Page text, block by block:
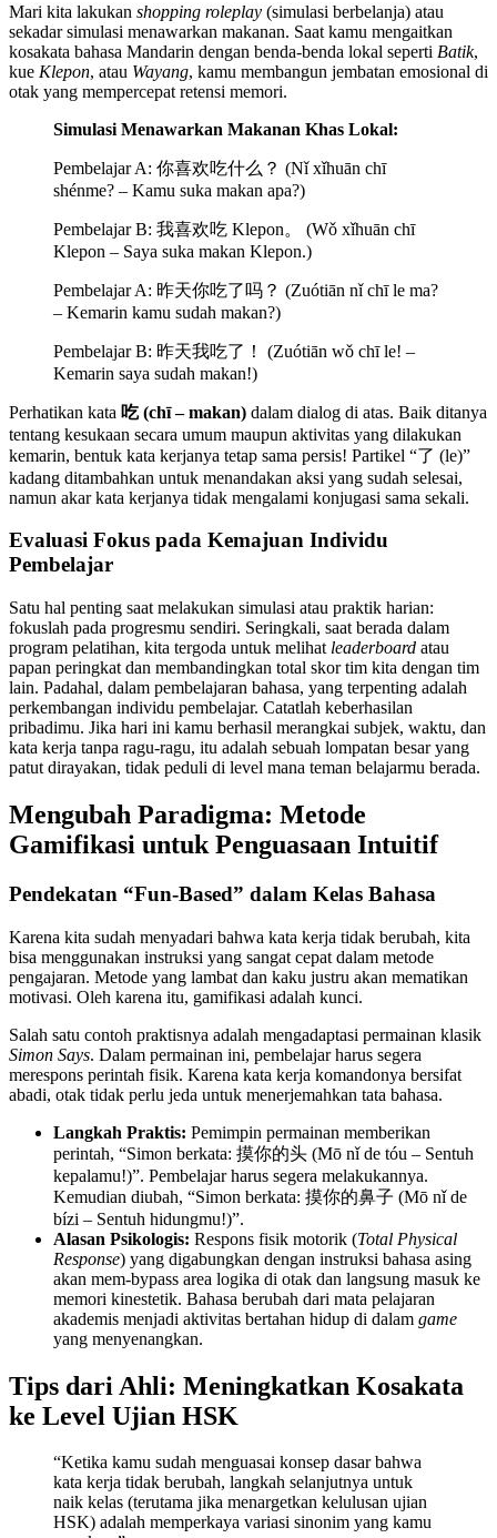
Mari kita lakukan shopping roleplay (simulasi berbelanja) atau
sekadar simulasi menawarkan makanan. Saat kamu mengaitkan
kosakata bahasa Mandarin dengan benda-benda lokal seperti Batik,
kue Klepon, atau Wayang, kamu membangun jembatan emosional di
otak yang mempercepat retensi memori.
Simulasi Menawarkan Makanan Khas Lokal:
Pembelajar A: 你喜欢吃什么？ (Nǐ xǐhuān chī
shénme? – Kamu suka makan apa?)
Pembelajar B: 我喜欢吃 Klepon。 (Wǒ xǐhuān chī
Klepon – Saya suka makan Klepon.)
Pembelajar A: 昨天你吃了吗？ (Zuótiān nǐ chī le ma?
– Kemarin kamu sudah makan?)
Pembelajar B: 昨天我吃了！ (Zuótiān wǒ chī le! –
Kemarin saya sudah makan!)
Perhatikan kata 吃 (chī – makan) dalam dialog di atas. Baik ditanya
tentang kesukaan secara umum maupun aktivitas yang dilakukan
kemarin, bentuk kata kerjanya tetap sama persis! Partikel “了 (le)”
kadang ditambahkan untuk menandakan aksi yang sudah selesai,
namun akar kata kerjanya tidak mengalami konjugasi sama sekali.
Evaluasi Fokus pada Kemajuan Individu
Pembelajar
Satu hal penting saat melakukan simulasi atau praktik harian:
fokuslah pada progresmu sendiri. Seringkali, saat berada dalam
program pelatihan, kita tergoda untuk melihat leaderboard atau
papan peringkat dan membandingkan total skor tim kita dengan tim
lain. Padahal, dalam pembelajaran bahasa, yang terpenting adalah
perkembangan individu pembelajar. Catatlah keberhasilan
pribadimu. Jika hari ini kamu berhasil merangkai subjek, waktu, dan
kata kerja tanpa ragu-ragu, itu adalah sebuah lompatan besar yang
patut dirayakan, tidak peduli di level mana teman belajarmu berada.
Mengubah Paradigma: Metode
Gamifikasi untuk Penguasaan Intuitif
Pendekatan “Fun-Based” dalam Kelas Bahasa
Karena kita sudah menyadari bahwa kata kerja tidak berubah, kita
bisa menggunakan instruksi yang sangat cepat dalam metode
pengajaran. Metode yang lambat dan kaku justru akan mematikan
motivasi. Oleh karena itu, gamifikasi adalah kunci.
Salah satu contoh praktisnya adalah mengadaptasi permainan klasik
Simon Says. Dalam permainan ini, pembelajar harus segera
merespons perintah fisik. Karena kata kerja komandonya bersifat
abadi, otak tidak perlu jeda untuk menerjemahkan tata bahasa.
Langkah Praktis: Pemimpin permainan memberikan
perintah, “Simon berkata: 摸你的头 (Mō nǐ de tóu – Sentuh
kepalamu!)”. Pembelajar harus segera melakukannya.
Kemudian diubah, “Simon berkata: 摸你的鼻子 (Mō nǐ de
bízi – Sentuh hidungmu!)”.
Alasan Psikologis: Respons fisik motorik (Total Physical
Response) yang digabungkan dengan instruksi bahasa asing
akan mem-bypass area logika di otak dan langsung masuk ke
memori kinestetik. Bahasa berubah dari mata pelajaran
akademis menjadi aktivitas bertahan hidup di dalam game
yang menyenangkan.
Tips dari Ahli: Meningkatkan Kosakata
ke Level Ujian HSK
“Ketika kamu sudah menguasai konsep dasar bahwa
kata kerja tidak berubah, langkah selanjutnya untuk
naik kelas (terutama jika menargetkan kelulusan ujian
HSK) adalah memperkaya variasi sinonim yang kamu